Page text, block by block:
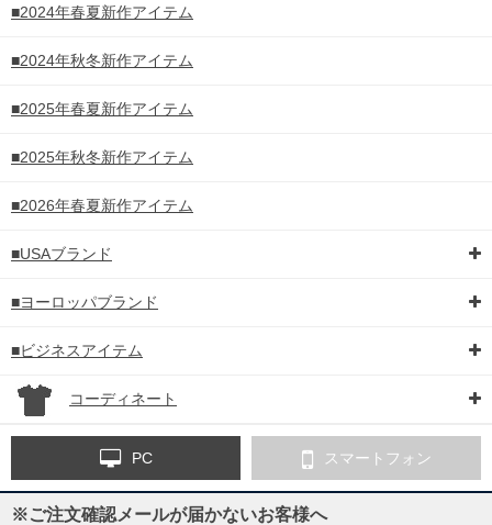
■2024年春夏新作アイテム
■2024年秋冬新作アイテム
■2025年春夏新作アイテム
■2025年秋冬新作アイテム
■2026年春夏新作アイテム
■USAブランド
■ヨーロッパブランド
■ビジネスアイテム
コーディネート
PC スマートフォン
※ご注文確認メールが届かないお客様へ